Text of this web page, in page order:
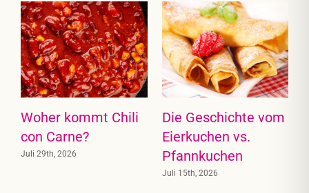
Woher kommt Chili
con Carne?
Juli 29th, 2026
Die Geschichte vom
Eierkuchen vs.
Pfannkuchen
Juli 15th, 2026